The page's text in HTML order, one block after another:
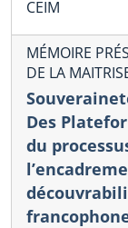
CEIM
MÉMOIRE
DE LA
Des
du